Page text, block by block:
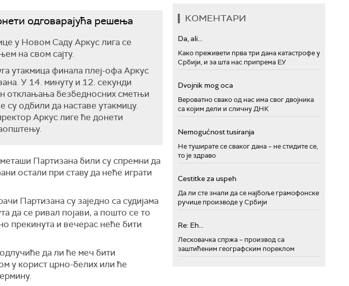
одговарајућа решења
у Новом Саду Аркус лига се
на свом сајту.
утакмица финала плеј-офа Аркус
У 14. минуту и 12. секунди
отклањања безбедносних сметњи
су одбили да наставе утакмицу.
Аркус лиге ће донети
Партизана били су спремни да
остали при ставу да неће играти
Партизана су заједно са судијама
да се ривал појави, а пошто се то
прекинута и вечерас неће бити
да ли ће меч бити
у корист црно-белих или ће
КОМЕНТАРИ
Da, ali...
Како преживети прва три дана катастрофе у
Србији, и за шта нас припрема ЕУ
Dvojnik mog oca
Вероватно свако од нас има свог двојника
са којим дели и сличну ДНК
Nemogućnost tusiranja
Не туширате се сваког дана – не стидите се,
то је здраво
Cestitke za uspeh
Да ли сте знали да се најбоље грамофонске
ручице производе у Србији
Re: Eh...
Лесковачка спржа – производ са
заштићеним географским пореклом